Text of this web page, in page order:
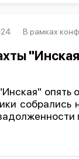
В рамках
опять